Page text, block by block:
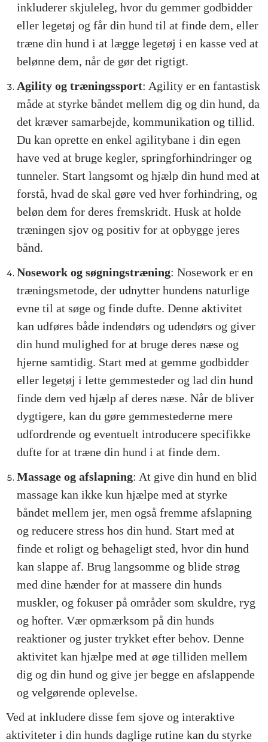
inkluderer skjuleleg, hvor du gemmer godbidder
eller legetøj og får din hund til at finde dem, eller
træne din hund i at lægge legetøj i en kasse ved at
belønne dem, når de gør det rigtigt.
Agility og træningssport: Agility er en fantastisk
måde at styrke båndet mellem dig og din hund, da
det kræver samarbejde, kommunikation og tillid.
Du kan oprette en enkel agilitybane i din egen
have ved at bruge kegler, springforhindringer og
tunneler. Start langsomt og hjælp din hund med at
forstå, hvad de skal gøre ved hver forhindring, og
beløn dem for deres fremskridt. Husk at holde
træningen sjov og positiv for at opbygge jeres
bånd.
Nosework og søgningstræning: Nosework er en
træningsmetode, der udnytter hundens naturlige
evne til at søge og finde dufte. Denne aktivitet
kan udføres både indendørs og udendørs og giver
din hund mulighed for at bruge deres næse og
hjerne samtidig. Start med at gemme godbidder
eller legetøj i lette gemmesteder og lad din hund
finde dem ved hjælp af deres næse. Når de bliver
dygtigere, kan du gøre gemmestederne mere
udfordrende og eventuelt introducere specifikke
dufte for at træne din hund i at finde dem.
Massage og afslapning: At give din hund en blid
massage kan ikke kun hjælpe med at styrke
båndet mellem jer, men også fremme afslapning
og reducere stress hos din hund. Start med at
finde et roligt og behageligt sted, hvor din hund
kan slappe af. Brug langsomme og blide strøg
med dine hænder for at massere din hunds
muskler, og fokuser på områder som skuldre, ryg
og hofter. Vær opmærksom på din hunds
reaktioner og juster trykket efter behov. Denne
aktivitet kan hjælpe med at øge tilliden mellem
dig og din hund og give jer begge en afslappende
og velgørende oplevelse.
Ved at inkludere disse fem sjove og interaktive
aktiviteter i din hunds daglige rutine kan du styrke